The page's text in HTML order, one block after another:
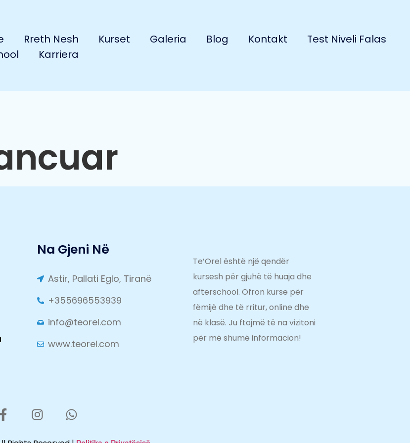
Rreth Nesh Kurset Galeria Blog Kontakt
Test Niveli Falas
Karriera
Na Gjeni Në
Astir, Pallati Eglo, Tiranë
+355696553939
info@teorel.com
www.teorel.com
Te’Orel është një qendër
kursesh për gjuhë të huaja dhe
afterschool. Ofron kurse për
fëmijë dhe të rritur, online dhe
në klasë. Ju ftojmë të na vizitoni
për më shumë informacion!